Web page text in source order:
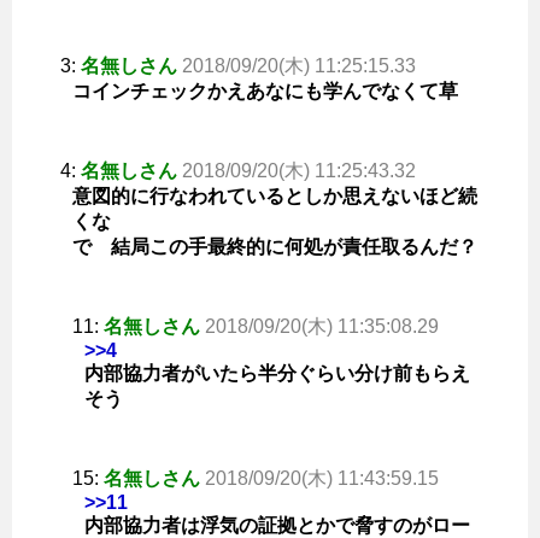
3: 名無しさん 2018/09/20(木) 11:25:15.33
コインチェックかえあなにも学んでなくて草
4: 名無しさん 2018/09/20(木) 11:25:43.32
意図的に行なわれているとしか思えないほど続
くな
で 結局この手最終的に何処が責任取るんだ？
11: 名無しさん 2018/09/20(木) 11:35:08.29
>>4
内部協力者がいたら半分ぐらい分け前もらえ
そう
15: 名無しさん 2018/09/20(木) 11:43:59.15
>>11
内部協力者は浮気の証拠とかで脅すのがロー